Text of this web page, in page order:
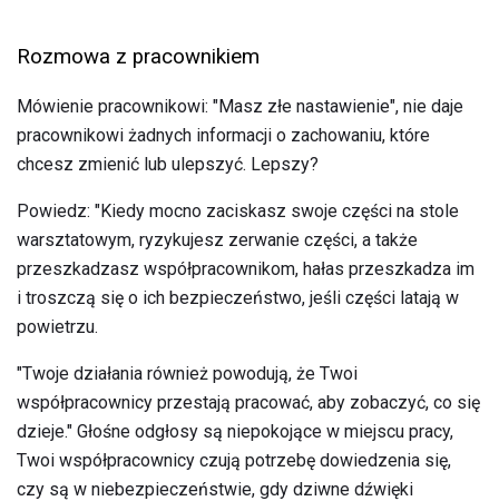
Rozmowa z pracownikiem
Mówienie pracownikowi: "Masz złe nastawienie", nie daje
pracownikowi żadnych informacji o zachowaniu, które
chcesz zmienić lub ulepszyć. Lepszy?
Powiedz: "Kiedy mocno zaciskasz swoje części na stole
warsztatowym, ryzykujesz zerwanie części, a także
przeszkadzasz współpracownikom, hałas przeszkadza im
i troszczą się o ich bezpieczeństwo, jeśli części latają w
powietrzu.
"Twoje działania również powodują, że Twoi
współpracownicy przestają pracować, aby zobaczyć, co się
dzieje." Głośne odgłosy są niepokojące w miejscu pracy,
Twoi współpracownicy czują potrzebę dowiedzenia się,
czy są w niebezpieczeństwie, gdy dziwne dźwięki